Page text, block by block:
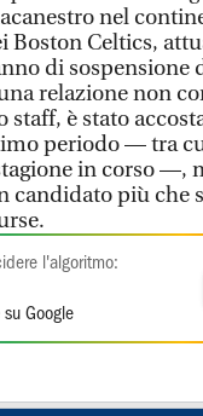
nel
Boston Celtics,
di sospensione
relazione non
staff, è stato
periodo — tra
in corso —,
candidato più che
l'algoritmo:
Google